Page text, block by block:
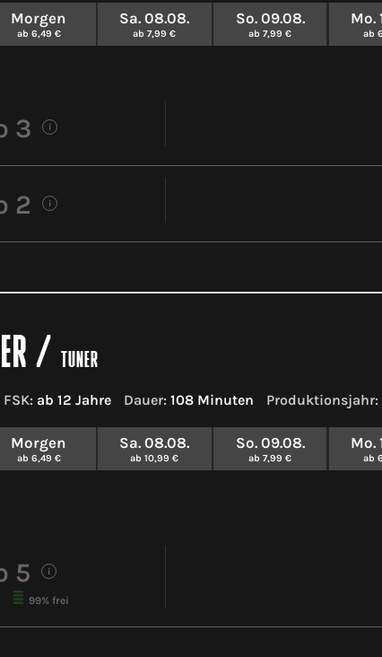
Morgen
ab 6,49 €
Sa. 08.08.
ab 7,99 €
So. 09.08.
ab 7,99 €
Mo.
ab
3 i
2 i
/ TUNER
FSK: ab 12 Jahre Dauer: 108 Minuten Produktionsjahr:
Morgen
ab 6,49 €
Sa. 08.08.
ab 10,99 €
So. 09.08.
ab 7,99 €
Mo.
ab
5 i
99% frei